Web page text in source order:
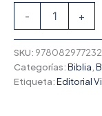
- +
SKU:
Categorías:Biblia
Etiqueta:Editorial